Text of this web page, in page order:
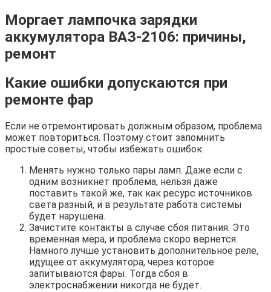
Моргает лампочка зарядки
аккумулятора ВАЗ-2106: причины,
ремонт
Какие ошибки допускаются при
ремонте фар
Если не отремонтировать должным образом, проблема
может повториться. Поэтому стоит запомнить
простые советы, чтобы избежать ошибок:
Менять нужно только пары ламп. Даже если с
одним возникнет проблема, нельзя даже
поставить такой же, так как ресурс источников
света разный, и в результате работа системы
будет нарушена.
Зачистите контакты в случае сбоя питания. Это
временная мера, и проблема скоро вернется.
Намного лучше установить дополнительное реле,
идущее от аккумулятора, через которое
запитываются фары. Тогда сбоя в
электроснабжении никогда не будет.